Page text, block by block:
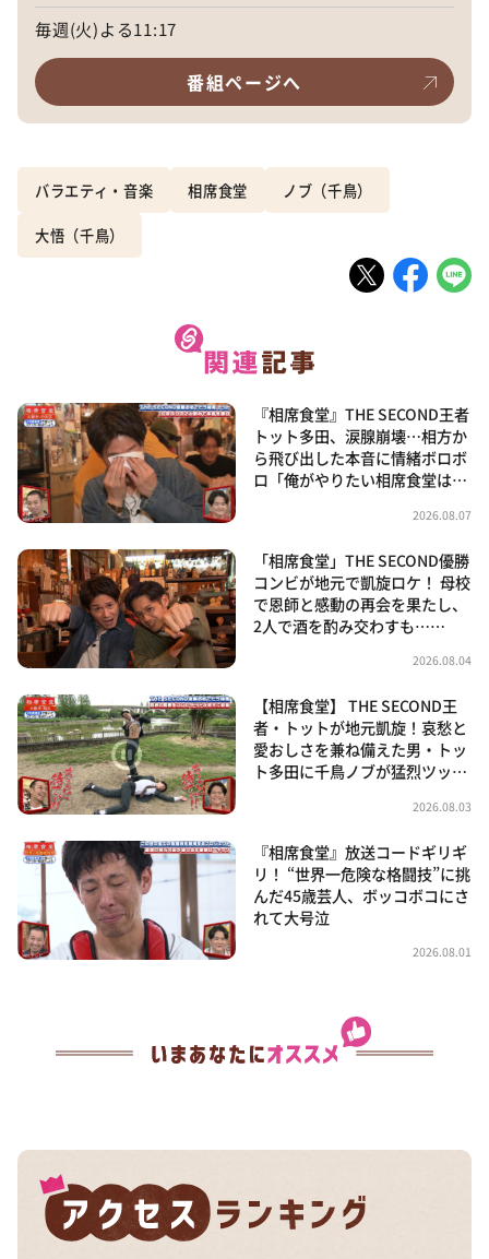
毎週(火)よる11:17
番組ページへ
バラエティ・音楽 相席食堂 ノブ（千鳥）
大悟（千鳥）
『相席食堂』THE SECOND王者
トット多田、涙腺崩壊…相方か
ら飛び出した本音に情緒ボロボ
ロ「俺がやりたい相席食堂は…
2026.08.07
「相席食堂」THE SECOND優勝
コンビが地元で凱旋ロケ！ 母校
で恩師と感動の再会を果たし、
2人で酒を酌み交わすも……
2026.08.04
【相席食堂】 THE SECOND王
者・トットが地元凱旋！哀愁と
愛おしさを兼ね備えた男・トッ
ト多田に千鳥ノブが猛烈ツッ…
2026.08.03
『相席食堂』放送コードギリギ
リ！ “世界一危険な格闘技”に挑
んだ45歳芸人、ボッコボコにさ
れて大号泣
2026.08.01